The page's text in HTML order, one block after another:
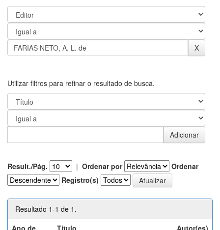
Utilizar filtros para refinar o resultado de busca.
Result./Pág. | Ordenar por
Ordenar
Registro(s)
Resultado 1-1 de 1.
Ano de
Título Autor(es)